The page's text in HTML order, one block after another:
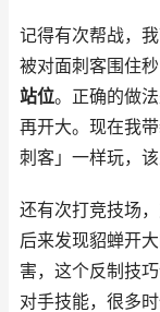
记得有次帮战，
被对面刺客围住
站位。正确的做
再开大。现在我
刺客」一样玩，该
还有次打竞技场
后来发现貂蝉开
害，这个反制技
对手技能，很多